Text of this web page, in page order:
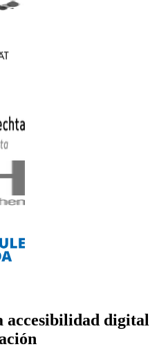
accesibilidad digital